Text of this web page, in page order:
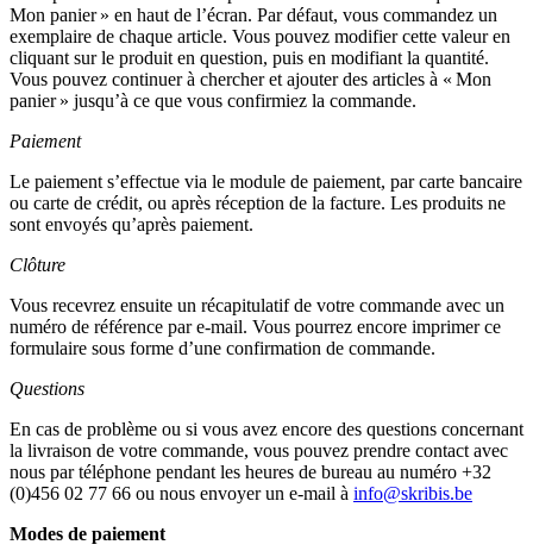
Mon panier » en haut de l’écran. Par défaut, vous commandez un
exemplaire de chaque article. Vous pouvez modifier cette valeur en
cliquant sur le produit en question, puis en modifiant la quantité.
Vous pouvez continuer à chercher et ajouter des articles à « Mon
panier » jusqu’à ce que vous confirmiez la commande.
Paiement
Le paiement s’effectue via le module de paiement, par carte bancaire
ou carte de crédit, ou après réception de la facture. Les produits ne
sont envoyés qu’après paiement.
Clôture
Vous recevrez ensuite un récapitulatif de votre commande avec un
numéro de référence par e-mail. Vous pourrez encore imprimer ce
formulaire sous forme d’une confirmation de commande.
Questions
En cas de problème ou si vous avez encore des questions concernant
la livraison de votre commande, vous pouvez prendre contact avec
nous par téléphone pendant les heures de bureau au numéro +32
(0)456 02 77 66 ou nous envoyer un e-mail à info@skribis.be
Modes de paiement